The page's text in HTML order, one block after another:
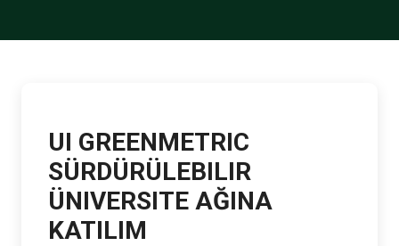
UI GREENMETRIC
SÜRDÜRÜLEBILIR
ÜNIVERSITE AĞINA
KATILIM